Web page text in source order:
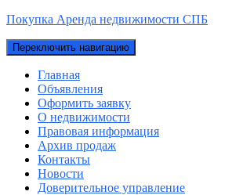
Покупка Аренда недвижимости СПБ
Переключить навигацию
Главная
Объявления
Оформить заявку
О недвижимости
Правовая информация
Архив продаж
Контакты
Новости
Доверительное управление